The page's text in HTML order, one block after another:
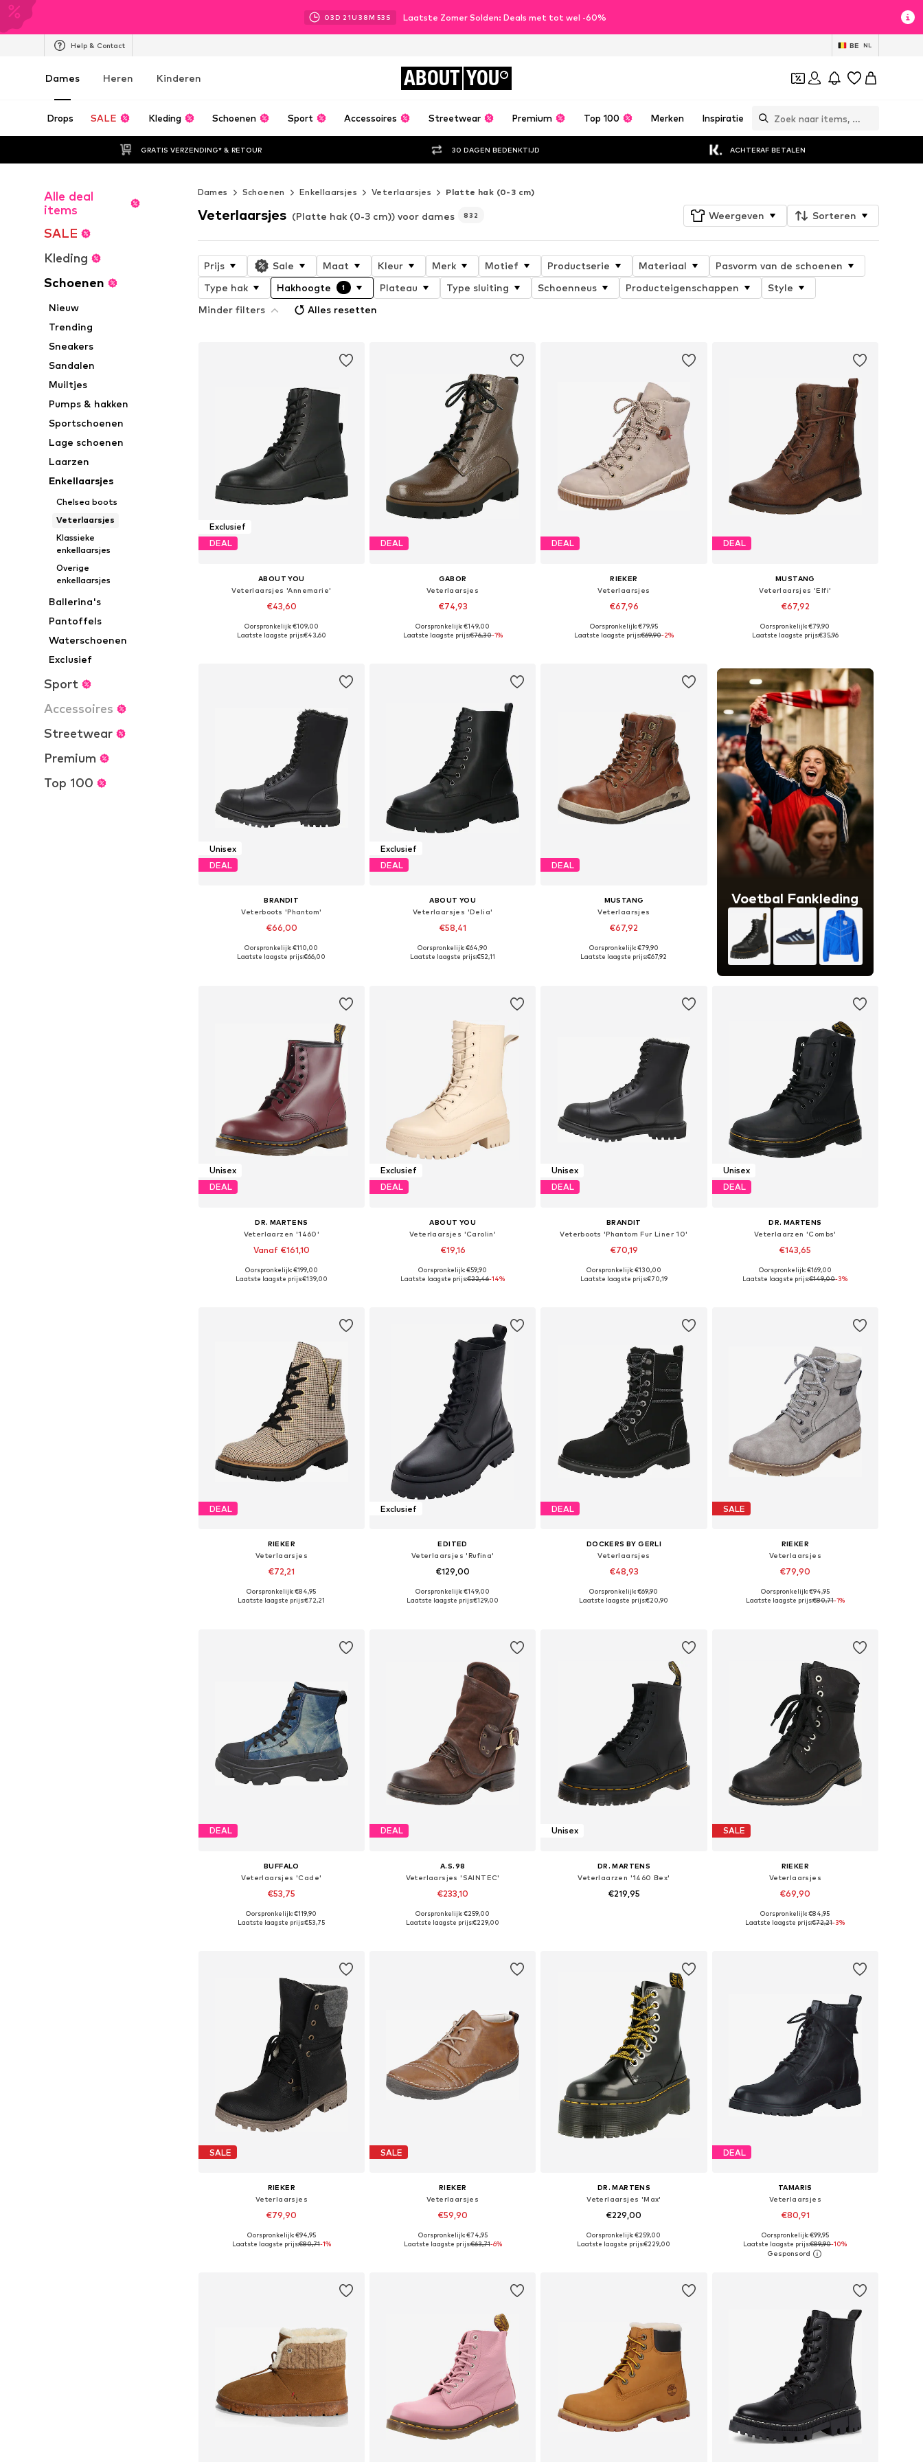
03D 21U 38M 50 S Laatste Zomer Solden: Deals met tot wel -60%
Help & Contact BE NL
Dames Heren Kinderen ABOUT YOU
Drops SALE Kleding Schoenen Sport Accessoires Streetwear Premium Top 100 Merken Inspiratie
GRATIS VERZENDING* & RETOUR 30 DAGEN BEDENKTIJD ACHTERAF BETALEN
Alle deal
items
SALE
Kleding
Schoenen
Nieuw
Trending
Sneakers
Sandalen
Muiltjes
Pumps & hakken
Sportschoenen
Lage schoenen
Laarzen
Enkellaarsjes
Chelsea boots
Veterlaarsjes
Klassieke
enkellaarsjes
Overige
enkellaarsjes
Ballerina's
Pantoffels
Waterschoenen
Exclusief
Sport
Accessoires
Streetwear
Premium
Top 100
Dames Schoenen Enkellaarsjes Veterlaarsjes Platte hak (0-3 cm)
Veterlaarsjes (Platte hak (0-3 cm)) voor dames 832 Weergeven Sorteren
Prijs Sale Maat Kleur Merk Motief Productserie Materiaal
Pasvorm van de schoenen
Type hak
Hakhoogte 1 Plateau Type sluiting Schoenneus Producteigenschappen
Style
Minder filters
Alles resetten
Exclusief
DEAL
ABOUT YOU
Veterlaarsjes 'Annemarie'
€43,60
Beschikbare maten: 36, 37, 38, 39, 40, 41
Oorspronkelijk: €109,00
Laatste laagste prijs:€43,60
DEAL
GABOR
Veterlaarsjes
€74,93
Beschikbare maten: 37, 38, 39, 39,5-40
Oorspronkelijk: €149,00
Laatste laagste prijs:€76,30-1%
DEAL
RIEKER
Veterlaarsjes
€67,96
Beschikbaar in vele maten
Oorspronkelijk: €79,95
Laatste laagste prijs:€69,90-2%
DEAL
MUSTANG
Veterlaarsjes 'Elfi'
€67,92
Beschikbare maten: 36, 37, 38, 39, 40
Oorspronkelijk: €79,90
Laatste laagste prijs:€35,96
Unisex
DEAL
BRANDIT
Veterboots 'Phantom'
€66,00
Beschikbaar in vele maten
Oorspronkelijk: €110,00
Laatste laagste prijs:€66,00
Exclusief
DEAL
ABOUT YOU
Veterlaarsjes 'Delia'
€58,41
Beschikbare maten: 36, 37, 38, 39, 40, 41
Oorspronkelijk: €64,90
Laatste laagste prijs:€52,11
DEAL
MUSTANG
Veterlaarsjes
€67,92
Beschikbare maten: 36, 37, 38, 39, 40
Oorspronkelijk: €79,90
Laatste laagste prijs:€67,92
Voetbal Fankleding
Unisex
DEAL
DR. MARTENS
Veterlaarzen '1460'
Vanaf €161,10
+1
Beschikbaar in vele maten
Oorspronkelijk: €199,00
Laatste laagste prijs:€139,00
Exclusief
DEAL
ABOUT YOU
Veterlaarsjes 'Carolin'
€19,16
Beschikbare maten: 39, 40, 41
Oorspronkelijk: €59,90
Laatste laagste prijs:€22,46-14%
Unisex
DEAL
BRANDIT
Veterboots 'Phantom Fur Liner 10'
€70,19
Beschikbaar in vele maten
Oorspronkelijk: €130,00
Laatste laagste prijs:€70,19
Unisex
DEAL
DR. MARTENS
Veterlaarzen 'Combs'
€143,65
Beschikbaar in vele maten
Oorspronkelijk: €169,00
Laatste laagste prijs:€149,00-3%
DEAL
RIEKER
Veterlaarsjes
€72,21
Beschikbaar in vele maten
Oorspronkelijk: €84,95
Laatste laagste prijs:€72,21
Exclusief
EDITED
Veterlaarsjes 'Rufina'
€129,00
Beschikbare maten: 36, 37, 38, 39, 40, 41
Oorspronkelijk: €149,00
Laatste laagste prijs:€129,00
DEAL
DOCKERS BY GERLI
Veterlaarsjes
€48,93
Beschikbare maten: 36, 37, 38, 39, 40
Oorspronkelijk: €69,90
Laatste laagste prijs:€20,90
SALE
RIEKER
Veterlaarsjes
€79,90
Beschikbare maten: 36, 37, 38, 39, 40
Oorspronkelijk: €94,95
Laatste laagste prijs:€80,71-1%
DEAL
BUFFALO
Veterlaarsjes 'Cade'
€53,75
Beschikbare maten: 36, 37, 38, 39, 40, 41
Oorspronkelijk: €119,90
Laatste laagste prijs:€53,75
DEAL
A.S.98
Veterlaarsjes 'SAINTEC'
€233,10
Beschikbaar in vele maten
Oorspronkelijk: €259,00
Laatste laagste prijs:€229,00
Unisex
DR. MARTENS
Veterlaarzen '1460 Bex'
€219,95
SALE
RIEKER
Veterlaarsjes
€69,90
Oorspronkelijk: €84,95
Laatste laagste prijs:€72,21-3%
SALE
RIEKER
Veterlaarsjes
€79,90
Beschikbare maten: 36, 37, 38, 39, 40
Oorspronkelijk: €94,95
Laatste laagste prijs:€80,71-1%
SALE
RIEKER
Veterlaarsjes
€59,90
Beschikbaar in vele maten
Oorspronkelijk: €74,95
Laatste laagste prijs:€63,71-6%
DR. MARTENS
Veterlaarsjes 'Max'
€229,00
Beschikbaar in vele maten
Oorspronkelijk: €259,00
Laatste laagste prijs:€229,00
DEAL
TAMARIS
Veterlaarsjes
€80,91
Beschikbaar in vele maten
In winkelmandje
Oorspronkelijk: €99,95
Laatste laagste prijs:€89,90-10%